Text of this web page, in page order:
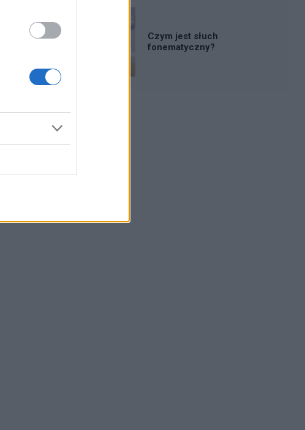
Czym jest słuch
fonematyczny?